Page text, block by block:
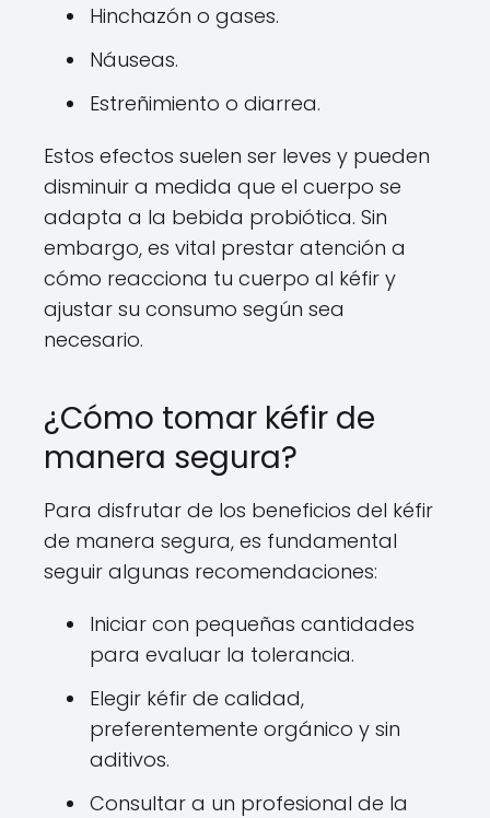
Hinchazón o gases.
Náuseas.
Estreñimiento o diarrea.
Estos efectos suelen ser leves y pueden
disminuir a medida que el cuerpo se
adapta a la bebida probiótica. Sin
embargo, es vital prestar atención a
cómo reacciona tu cuerpo al kéfir y
ajustar su consumo según sea
necesario.
¿Cómo tomar kéfir de
manera segura?
Para disfrutar de los beneficios del kéfir
de manera segura, es fundamental
seguir algunas recomendaciones:
Iniciar con pequeñas cantidades
para evaluar la tolerancia.
Elegir kéfir de calidad,
preferentemente orgánico y sin
aditivos.
Consultar a un profesional de la